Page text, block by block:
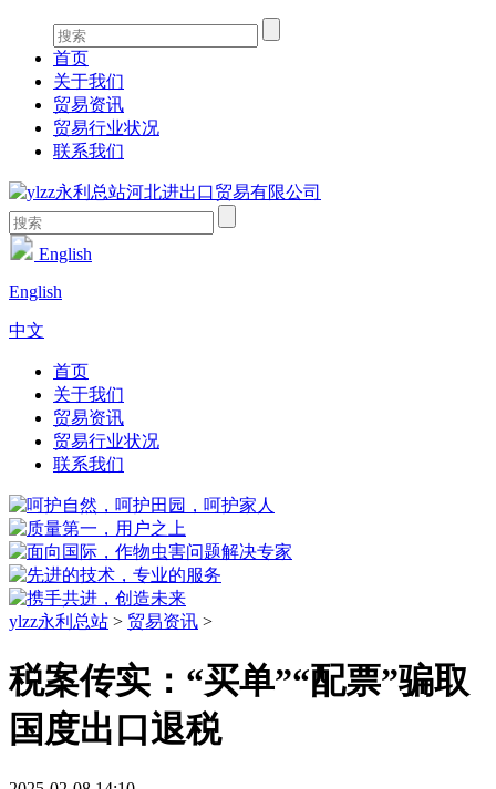
首页
关于我们
贸易资讯
贸易行业状况
联系我们
English
English
中文
首页
关于我们
贸易资讯
贸易行业状况
联系我们
ylzz永利总站 > 贸易资讯 >
税案传实：“买单”“配票”骗取
国度出口退税